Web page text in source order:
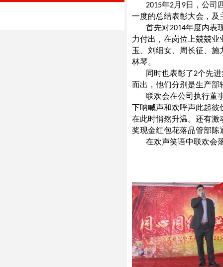
2015年2月 9日
，公司
一度的总结表彰大会，及
首先对2014年度内表
力付出，在岗位上兢兢
玉、刘细女、周长征、
林琴。
同时也表彰了2个先
而出，他们分别是生产部
联欢会在公司执行董
下呐喊声和欢呼声此起彼
在此时悄然升温。还有激
奖现金红包花落品管部陈
在欢声笑语中联欢会